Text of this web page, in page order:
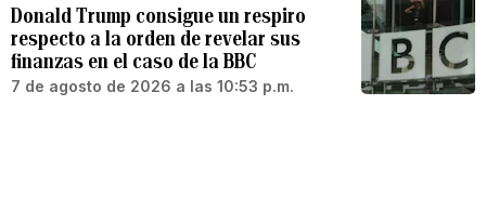
Donald Trump consigue un respiro
respecto a la orden de revelar sus
finanzas en el caso de la BBC
7 de agosto de 2026 a las 10:53 p.m.